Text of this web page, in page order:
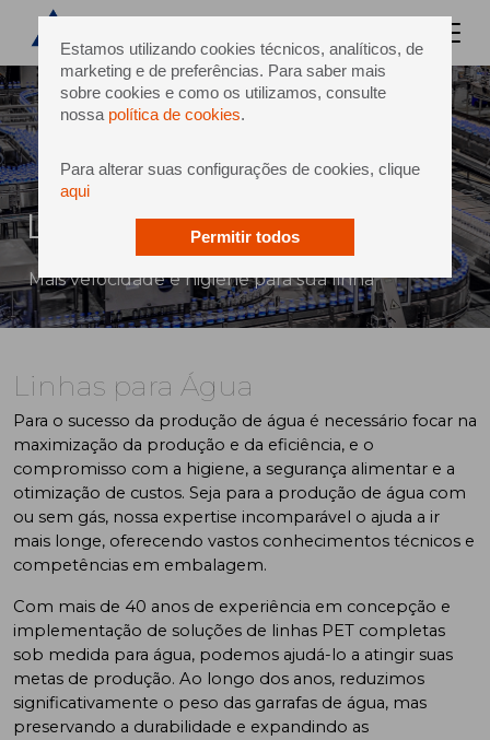
Estamos utilizando cookies técnicos, analíticos, de
marketing e de preferências. Para saber mais
sobre cookies e como os utilizamos, consulte
nossa política de cookies.
Para alterar suas configurações de cookies, clique
aqui
Permitir todos
Linhas para Água
Mais velocidade e higiene para sua linha
Linhas para Água
Para o sucesso da produção de água é necessário focar na
maximização da produção e da eficiência, e o
compromisso com a higiene, a segurança alimentar e a
otimização de custos. Seja para a produção de água com
ou sem gás, nossa expertise incomparável o ajuda a ir
mais longe, oferecendo vastos conhecimentos técnicos e
competências em embalagem.
Com mais de 40 anos de experiência em concepção e
implementação de soluções de linhas PET completas
sob medida para água, podemos ajudá-lo a atingir suas
metas de produção. Ao longo dos anos, reduzimos
significativamente o peso das garrafas de água, mas
preservando a durabilidade e expandindo as